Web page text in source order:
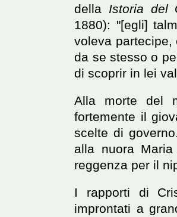
della Istoria del
1880): "[egli]
voleva partecipe,
da se stesso o
di scoprir in lei
Alla morte del
fortemente il
scelte di
alla nuora Maria
reggenza per il
I rapporti di
improntati a